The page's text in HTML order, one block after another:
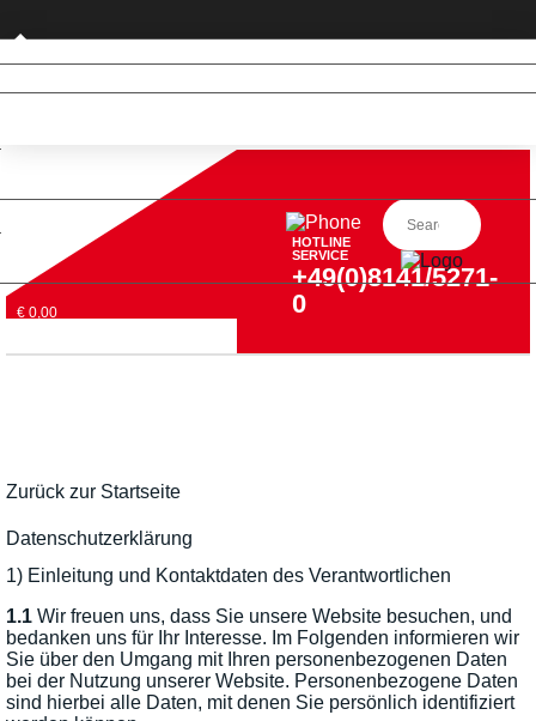
Privatkunde (nur DE)
€ 0,00
HOTLINE
SERVICE
+49(0)8141/5271-
0
Zurück zur Startseite
Datenschutzerklärung
1) Einleitung und Kontaktdaten des Verantwortlichen
1.1 Wir freuen uns, dass Sie unsere Website besuchen, und
bedanken uns für Ihr Interesse. Im Folgenden informieren wir
Sie über den Umgang mit Ihren personenbezogenen Daten
bei der Nutzung unserer Website. Personenbezogene Daten
sind hierbei alle Daten, mit denen Sie persönlich identifiziert